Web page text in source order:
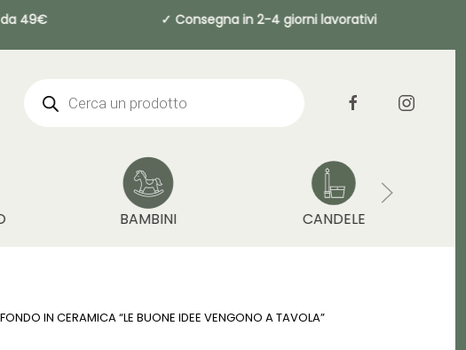
da 49€ ✓ Consegna in 2-4 giorni
search
BAMBINI CANDELE
IN CERAMICA “LE BUONE IDEE VENGONO A TAVOLA”